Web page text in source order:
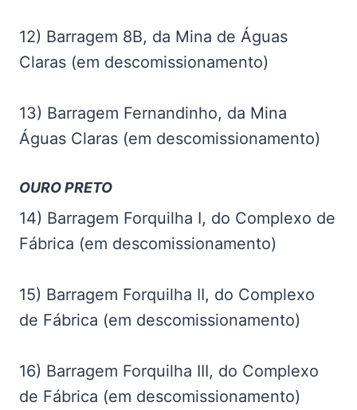
12) Barragem 8B, da Mina de Águas
Claras (em descomissionamento)
13) Barragem Fernandinho, da Mina
Águas Claras (em descomissionamento)
OURO PRETO
14) Barragem Forquilha I, do Complexo de
Fábrica (em descomissionamento)
15) Barragem Forquilha II, do Complexo
de Fábrica (em descomissionamento)
16) Barragem Forquilha III, do Complexo
de Fábrica (em descomissionamento)